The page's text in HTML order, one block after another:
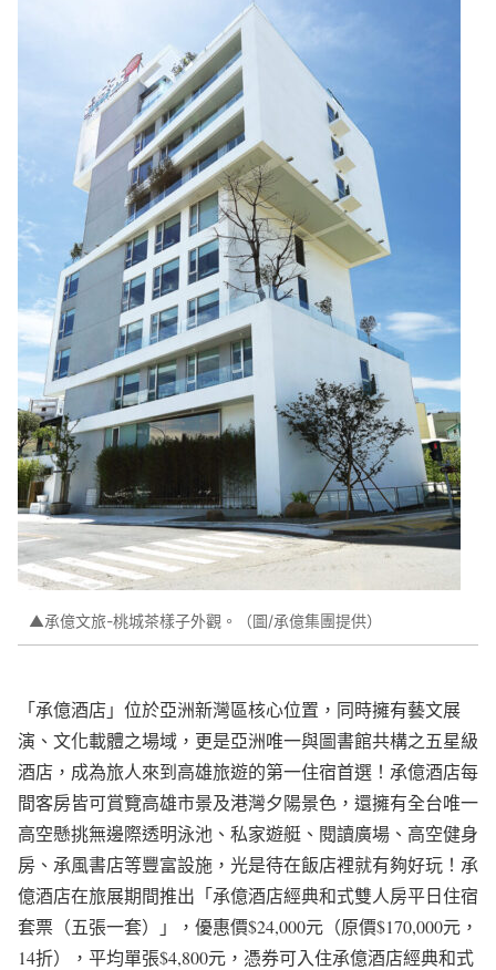
▲承億文旅-桃城茶樣子外觀。（圖/承億集團提供）
「承億酒店」位於亞洲新灣區核心位置，同時擁有藝文展
演、文化載體之場域，更是亞洲唯一與圖書館共構之五星級
酒店，成為旅人來到高雄旅遊的第一住宿首選！承億酒店每
間客房皆可賞覽高雄市景及港灣夕陽景色，還擁有全台唯一
高空懸挑無邊際透明泳池、私家遊艇、閱讀廣場、高空健身
房、承風書店等豐富設施，光是待在飯店裡就有夠好玩！承
億酒店在旅展期間推出「承億酒店經典和式雙人房平日住宿
套票（五張一套）」，優惠價$24,000元（原價$170,000元，
14折），平均單張$4,800元，憑券可入住承億酒店經典和式